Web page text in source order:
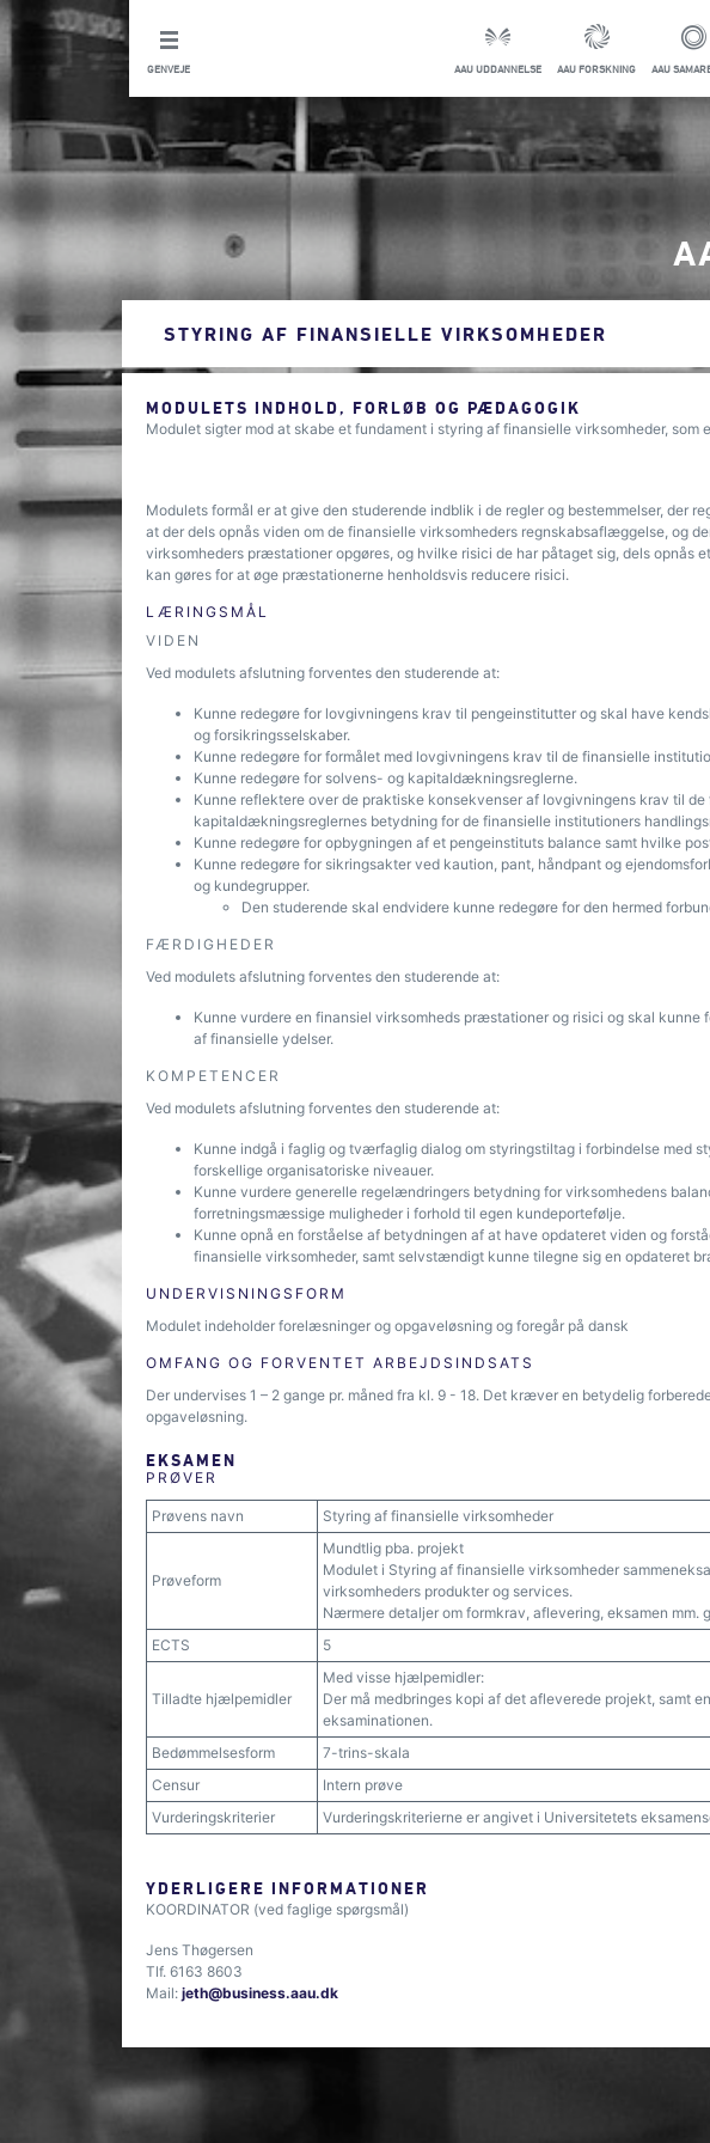
GENVEJE AAU UDDANNELSE AAU FORSKNING AAU
STYRING AF FINANSIELLE VIRKSOMHEDER
MODULETS INDHOLD, FORLØB OG PÆDAGOGIK
Modulet sigter mod at skabe et fundament i styring af finansielle virksomheder, som
Modulets formål er at give den studerende indblik i de regler og bestemmelser, der
at der dels opnås viden om de finansielle virksomheders regnskabsaflæggelse, og
virksomheders præstationer opgøres, og hvilke risici de har påtaget sig, dels opnås
kan gøres for at øge præstationerne henholdsvis reducere risici.
LÆRINGSMÅL
VIDEN
Ved modulets afslutning forventes den studerende at:
Kunne redegøre for lovgivningens krav til pengeinstitutter og skal have
og forsikringsselskaber.
Kunne redegøre for formålet med lovgivningens krav til de finansielle
Kunne redegøre for solvens- og kapitaldækningsreglerne.
Kunne reflektere over de praktiske konsekvenser af lovgivningens krav til
kapitaldækningsreglernes betydning for de finansielle institutioners
Kunne redegøre for opbygningen af et pengeinstituts balance samt hvilke
Kunne redegøre for sikringsakter ved kaution, pant, håndpant og
og kundegrupper.
Den studerende skal endvidere kunne redegøre for den hermed
FÆRDIGHEDER
Ved modulets afslutning forventes den studerende at:
Kunne vurdere en finansiel virksomheds præstationer og risici og skal
af finansielle ydelser.
KOMPETENCER
Ved modulets afslutning forventes den studerende at:
Kunne indgå i faglig og tværfaglig dialog om styringstiltag i forbindelse med
forskellige organisatoriske niveauer.
Kunne vurdere generelle regelændringers betydning for virksomhedens
forretningsmæssige muligheder i forhold til egen kundeportefølje.
Kunne opnå en forståelse af betydningen af at have opdateret viden og
finansielle virksomheder, samt selvstændigt kunne tilegne sig en opdateret
UNDERVISNINGSFORM
Modulet indeholder forelæsninger og opgaveløsning og foregår på dansk
OMFANG OG FORVENTET ARBEJDSINDSATS
Der undervises 1 – 2 gange pr. måned fra kl. 9 - 18. Det kræver en betydelig
opgaveløsning.
EKSAMEN
PRØVER
Prøvens navn Styring af finansielle virksomheder
Prøveform
Mundtlig pba. projekt
Modulet i Styring af finansielle virksomheder
virksomheders produkter og services.
Nærmere detaljer om formkrav, aflevering, eksamen
ECTS
5
Tilladte hjælpemidler
Med visse hjælpemidler:
Der må medbringes kopi af det afleverede projekt, samt
eksaminationen.
Bedømmelsesform
7-trins-skala
Censur
Intern prøve
Vurderingskriterier
Vurderingskriterierne er angivet i Universitetets
YDERLIGERE INFORMATIONER
KOORDINATOR (ved faglige spørgsmål)
Jens Thøgersen
Tlf. 6163 8603
Mail: jeth@business.aau.dk